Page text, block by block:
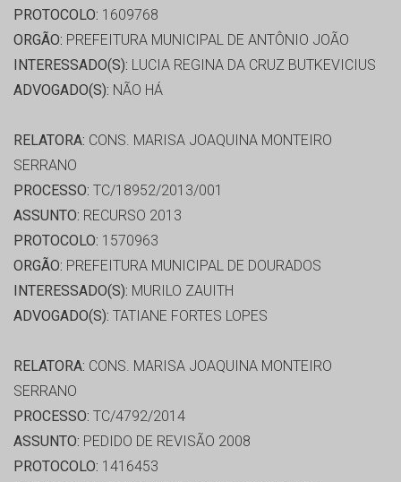
PROTOCOLO: 1609768
ORGÃO: PREFEITURA MUNICIPAL DE ANTÔNIO JOÃO
INTERESSADO(S): LUCIA REGINA DA CRUZ BUTKEVICIUS
ADVOGADO(S): NÃO HÁ
RELATORA: CONS. MARISA JOAQUINA MONTEIRO
SERRANO
PROCESSO: TC/18952/2013/001
ASSUNTO: RECURSO 2013
PROTOCOLO: 1570963
ORGÃO: PREFEITURA MUNICIPAL DE DOURADOS
INTERESSADO(S): MURILO ZAUITH
ADVOGADO(S): TATIANE FORTES LOPES
RELATORA: CONS. MARISA JOAQUINA MONTEIRO
SERRANO
PROCESSO: TC/4792/2014
ASSUNTO: PEDIDO DE REVISÃO 2008
PROTOCOLO: 1416453